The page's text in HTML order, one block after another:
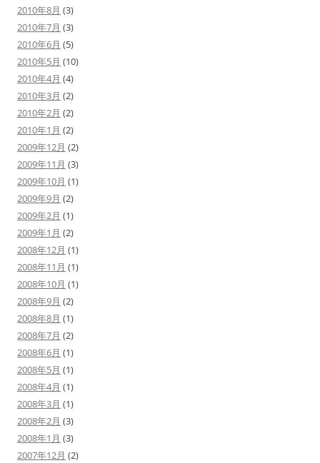
2010年8月 (3)
2010年7月 (3)
2010年6月 (5)
2010年5月 (10)
2010年4月 (4)
2010年3月 (2)
2010年2月 (2)
2010年1月 (2)
2009年12月 (2)
2009年11月 (3)
2009年10月 (1)
2009年9月 (2)
2009年2月 (1)
2009年1月 (2)
2008年12月 (1)
2008年11月 (1)
2008年10月 (1)
2008年9月 (2)
2008年8月 (1)
2008年7月 (2)
2008年6月 (1)
2008年5月 (1)
2008年4月 (1)
2008年3月 (1)
2008年2月 (3)
2008年1月 (3)
2007年12月 (2)